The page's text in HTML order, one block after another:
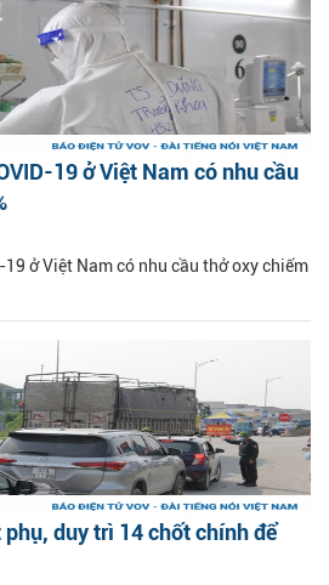
19 ở Việt Nam có nhu cầu
19 ở Việt Nam có nhu cầu thở oxy chiếm
phụ, duy trì 14 chốt chính để